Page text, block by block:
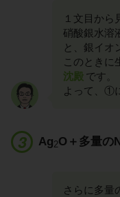
１文目から
硝酸銀水溶
と、銀イオ
このときに
沈殿 です。
よって、①
Ag2O＋多量の
さらに多量